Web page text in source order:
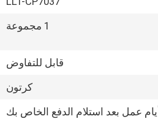
1 مجموعة
قابل للتفاوض
كرتون